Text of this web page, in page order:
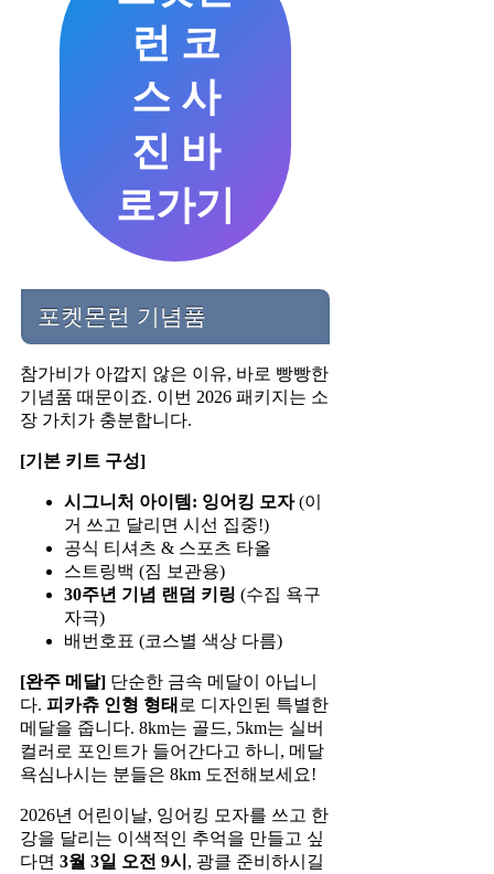
런 코
스 사
진 바
로가기
포켓몬런 기념품
참가비가 아깝지 않은 이유, 바로 빵빵한
기념품 때문이죠. 이번 2026 패키지는 소
장 가치가 충분합니다.
[기본 키트 구성]
시그니처 아이템: 잉어킹 모자(이
거 쓰고 달리면 시선 집중!)
공식 티셔츠 & 스포츠 타올
스트링백 (짐 보관용)
30주년 기념 랜덤 키링 (수집 욕구
자극)
배번호표 (코스별 색상 다름)
[완주 메달] 단순한 금속 메달이 아닙니
다. 피카츄 인형 형태 로 디자인된 특별한
메달을 줍니다. 8km는 골드, 5km는 실버
컬러로 포인트가 들어간다고 하니, 메달
욕심나시는 분들은 8km 도전해보세요!
2026년 어린이날, 잉어킹 모자를 쓰고 한
강을 달리는 이색적인 추억을 만들고 싶
다면 3월 3일 오전 9시 , 광클 준비하시길